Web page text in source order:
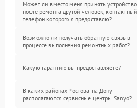
Может ли вместо меня принять устройство
после ремонта другой человек, контактный
телефон которого я предоставлю?
Возможно ли получать обратную связь в
процессе выполнения ремонтных работ?
Какую гарантию вы предоставляете?
В каких районах Ростова-на-Дону
располагаются сервисные центры Sanyo?